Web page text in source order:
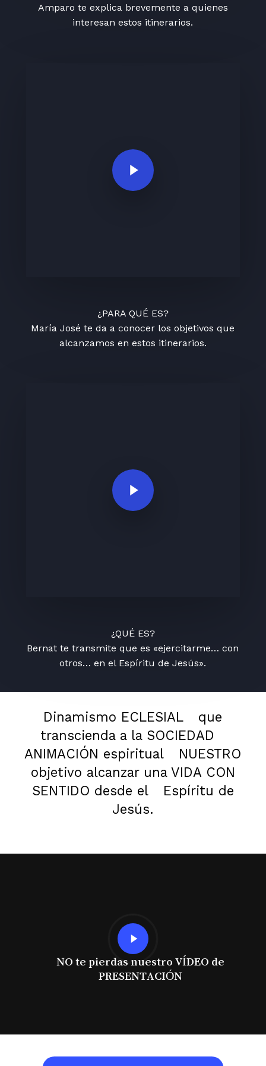
Amparo te explica brevemente a quienes
interesan estos itinerarios.
Play Video
¿PARA QUÉ ES?
María José te da a conocer los objetivos que
alcanzamos en estos itinerarios.
Play Video
¿QUÉ ES?
Bernat te transmite que es «ejercitarme… con
otros… en el Espíritu de Jesús».
Dinamismo ECLESIAL
que
transcienda a la SOCIEDAD
ANIMACIÓN espiritual
NUESTRO
objetivo alcanzar una VIDA CON
SENTIDO desde el
Espíritu de
Jesús.
Play
Video
NO te pierdas nuestro VÍDEO de
PRESENTACIÓN